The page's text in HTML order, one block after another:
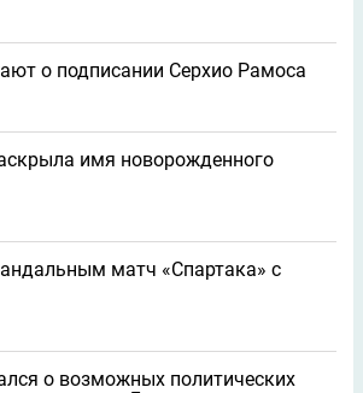
о подписании Серхио Рамоса
имя новорождeнного
матч «Спартака» с
о возможных политических